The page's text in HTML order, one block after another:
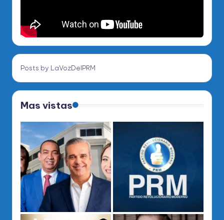
Posts by LaVozDelPRM
Mas vistas